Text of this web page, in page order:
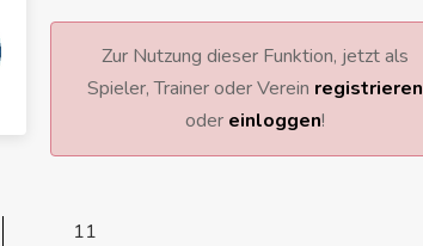
Zur Nutzung dieser Funktion, jetzt als
Spieler, Trainer oder Verein registrieren
oder einloggen!
11